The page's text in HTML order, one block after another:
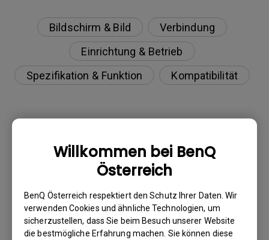
Willkommen bei BenQ
Österreich
BenQ Österreich respektiert den Schutz Ihrer Daten. Wir
verwenden Cookies und ähnliche Technologien, um
sicherzustellen, dass Sie beim Besuch unserer Website
die bestmögliche Erfahrung machen. Sie können diese
Bildschirm & Bild
Verbindung
Einrichtung & Betrieb
Spezifikation & Funktion
Kompatibilität
Warum kann mein BenQ-Monitor über ein
USB-C(Typ C)-Kabel nicht ordnungsgemäß
angezeigt werden?
Wie kann ich Flimmern auf einem externen
Mac M1/M2-Monitor beheben?